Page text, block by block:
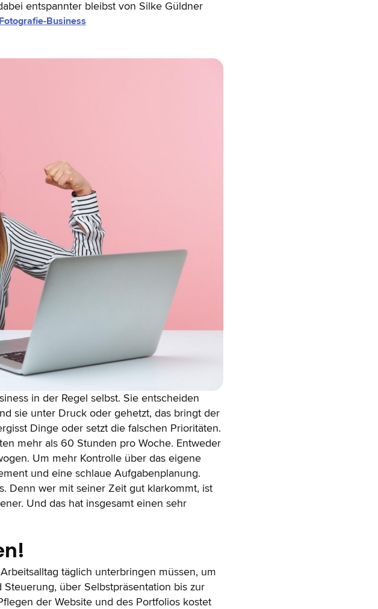
entspannter bleibst von Silke Güldner
Fotografie-Business
in der Regel selbst. Sie entscheiden
sie unter Druck oder gehetzt, das bringt der
Dinge oder setzt die falschen Prioritäten.
mehr als 60 Stunden pro Woche. Entweder
Um mehr Kontrolle über das eigene
und eine schlaue Aufgabenplanung.
Denn wer mit seiner Zeit gut klarkommt, ist
Und das hat insgesamt einen sehr
täglich unterbringen müssen, um
über Selbstpräsentation bis zur
der Website und des Portfolios kostet